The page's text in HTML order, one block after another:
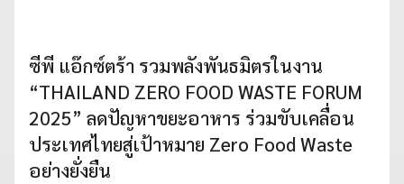
ซีพี แอ๊กซ์ตร้า รวมพลังพันธมิตรในงาน
“THAILAND ZERO FOOD WASTE FORUM
2025” ลดปัญหาขยะอาหาร ร่วมขับเคลื่อน
ประเทศไทยสู่เป้าหมาย Zero Food Waste
อย่างยั่งยืน